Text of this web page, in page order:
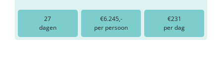
27
dagen
€6.245,-
per persoon
€231
per dag